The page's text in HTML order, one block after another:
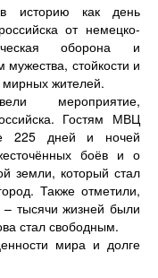
историю как день
от немецко-
оборона и
стойкости и
мирных жителей.
мероприятие,
Гостям МВЦ
225 дней и ночей
боёв и о
земли, который стал
Также отметили,
тысячи жизней были
стал свободным.
мира и долге